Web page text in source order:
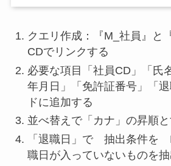
クエリ作成：『M_社員』と
CDでリンクする
必要な項目「社員CD」「氏
年月日」「免許証番号」「
ドに追加する
並べ替えで「カナ」の昇順
「退職日」で 抽出条件を
職日が入っていないものを抽